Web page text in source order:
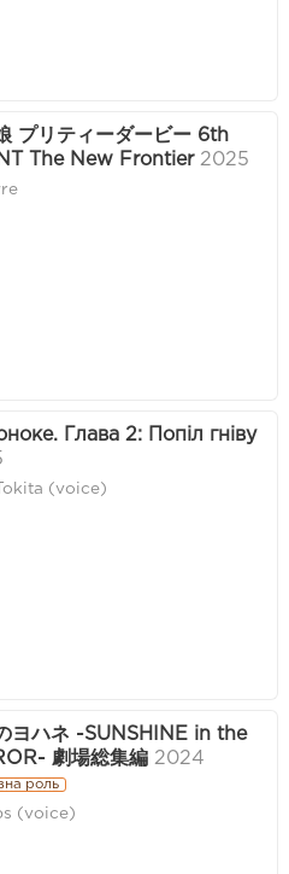
プリティーダービー 6th
The New Frontier 2025
Глава 2: Попіл гніву
(voice)
ヨハネ -SUNSHINE in the
劇場総集編 2024
роль
(voice)